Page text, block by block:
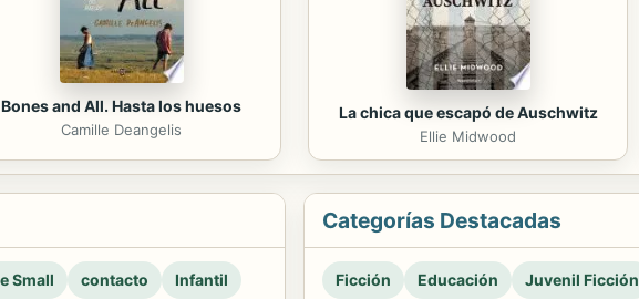
Bones and All. Hasta los huesos
Camille Deangelis
La chica que escapó de Auschwitz
Ellie Midwood
Small contacto Infantil
Categorías Destacadas
Ficción Educación Juvenil Ficción